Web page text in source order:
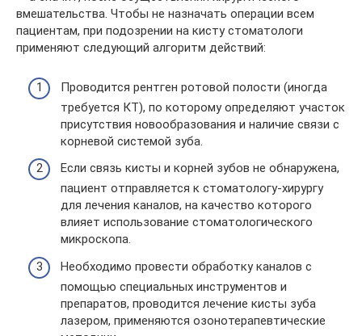
вмешательства. Чтобы не назначать операции всем
пациентам, при подозрении на кисту стоматологи
применяют следующий алгоритм действий:
Проводится рентген ротовой полости (иногда
требуется КТ), по которому определяют участок
присутствия новообразования и наличие связи с
корневой системой зуба.
Если связь кисты и корней зубов не обнаружена,
пациент отправляется к стоматологу-хирургу
для лечения каналов, на качество которого
влияет использование стоматологического
микроскопа.
Необходимо провести обработку каналов с
помощью специальных инструментов и
препаратов, проводится лечение кисты зуба
лазером, применяются озонотерапевтические